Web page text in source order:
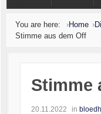
You are here: Home
Stimme aus dem Off
Stimme
20.11.2022 in